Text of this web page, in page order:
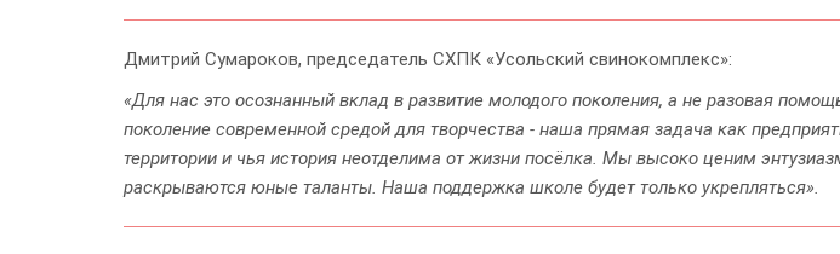
Дмитрий Сумароков, председатель СХПК «Усольский свинокомплекс»:
«Для нас это осознанный вклад в развитие молодого поколения, а не разовая
поколение современной средой для творчества - наша прямая задача как
территории и чья история неотделима от жизни посёлка. Мы высоко ценим
раскрываются юные таланты. Наша поддержка школе будет только укрепляться».